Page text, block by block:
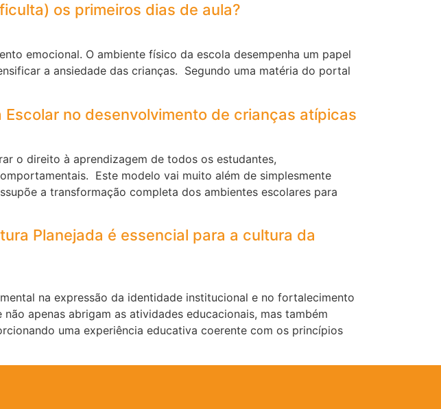
os primeiros dias de aula?
emocional. O ambiente físico da escola desempenha um papel
a ansiedade das crianças. Segundo uma matéria do portal
no desenvolvimento de crianças atípicas
o direito à aprendizagem de todos os estudantes,
Este modelo vai muito além de simplesmente
a transformação completa dos ambientes escolares para
Planejada é essencial para a cultura da
na expressão da identidade institucional e no fortalecimento
apenas abrigam as atividades educacionais, mas também
uma experiência educativa coerente com os princípios